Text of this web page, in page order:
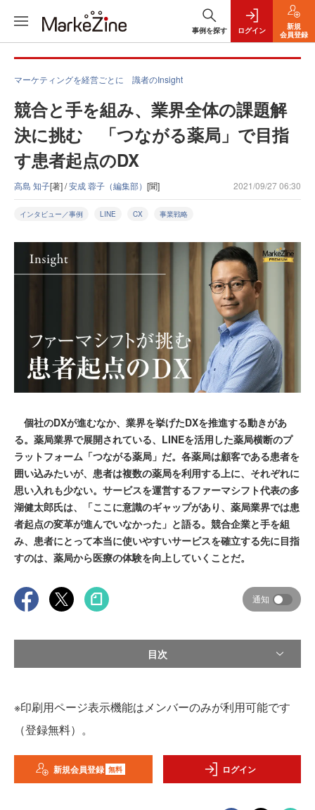
事例を探す ログイン
新規
会員登録
マーケティングを経営ごとに 識者のInsight
競合と手を組み、業界全体の課題解
決に挑む 「つながる薬局」で目指
す患者起点のDX
高島 知子[著] /安成 蓉子（編集部） [聞] 2021/09/27 06:30
インタビュー／事例 LINE CX 事業戦略
個社のDXが進むなか、業界を挙げたDXを推進する動きがあ
る。薬局業界で展開されている、LINEを活用した薬局横断のプ
ラットフォーム「つながる薬局」だ。各薬局は顧客である患者を
囲い込みたいが、患者は複数の薬局を利用する上に、それぞれに
思い入れも少ない。サービスを運営するファーマシフト代表の多
湖健太郎氏は、「ここに意識のギャップがあり、薬局業界では患
者起点の変革が進んでいなかった」と語る。競合企業と手を組
み、患者にとって本当に使いやすいサービスを確立する先に目指
すのは、薬局から医療の体験を向上していくことだ。
通知
目次
※印刷用ページ表示機能はメンバーのみが利用可能です
（登録無料）。
新規会員登録 無料 ログイン